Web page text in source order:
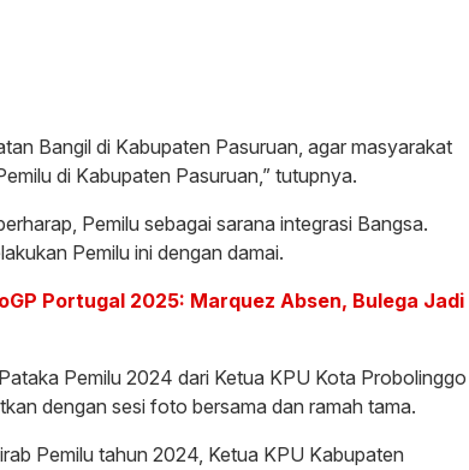
Bangil di Kabupaten Pasuruan, agar masyarakat
di Kabupaten Pasuruan,” tutupnya.
Pemilu sebagai sarana integrasi Bangsa.
Pemilu ini dengan damai.
Portugal 2025: Marquez Absen, Bulega Jadi
Pemilu 2024 dari Ketua KPU Kota Probolinggo
dengan sesi foto bersama dan ramah tama.
Pemilu tahun 2024, Ketua KPU Kabupaten